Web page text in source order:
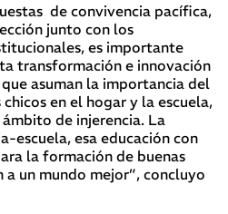
de convivencia pacífica,
junto con los
es importante
transformación e innovación
asuman la importancia del
en el hogar y la escuela,
de injerencia. La
escuela, esa educación con
la formación de buenas
un mundo mejor”, concluyo